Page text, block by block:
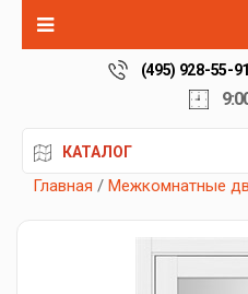
(495) 928-55-91
КАТАЛОГ
Главная / Межкомнатные